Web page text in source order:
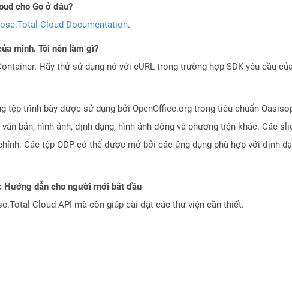
cho Go ở đâu?
Cloud Documentation.
mình. Tôi nên làm gì?
Hãy thử sử dụng nó với cURL trong trường hợp SDK yêu cầu
tệp trình bày được sử dụng bởi OpenOffice.org trong tiêu chuẩn
bản, hình ảnh, định dạng, hình ảnh động và phương tiện khác. Các
Các tệp ODP có thể được mở bởi các ứng dụng phù hợp với định
Hướng dẫn cho người mới bắt đầu
Cloud API mà còn giúp cài đặt các thư viện cần thiết.